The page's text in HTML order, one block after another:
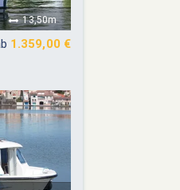
13,50m
1.359,00 €